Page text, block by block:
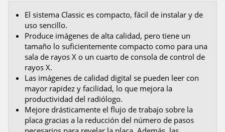
El sistema Classic es compacto, fácil de instalar y de
uso sencillo.
Produce imágenes de alta calidad, pero tiene un
tamaño lo suficientemente compacto como para una
sala de rayos X o un cuarto de consola de control de
rayos X.
Las imágenes de calidad digital se pueden leer con
mayor rapidez y facilidad, lo que mejora la
productividad del radiólogo.
Mejore drásticamente el flujo de trabajo sobre la
placa gracias a la reducción del número de pasos